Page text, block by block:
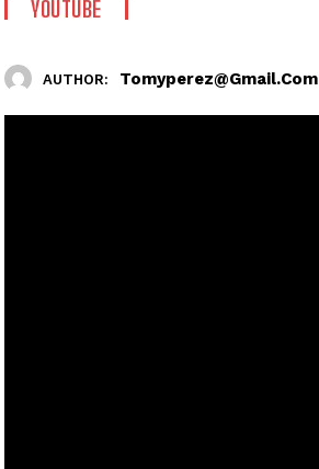
YOUTUBE
AUTHOR: Tomyperez@gmail.com